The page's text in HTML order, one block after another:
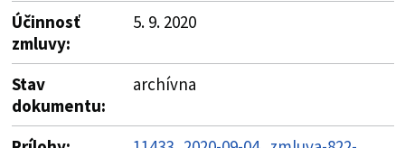
Účinnosť
zmluvy:
5. 9. 2020
Stav
dokumentu:
archívna